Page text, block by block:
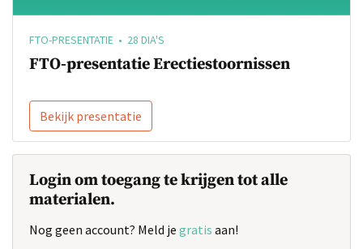
FTO-PRESENTATIE • 28 DIA'S
FTO-presentatie Erectiestoornissen
Bekijk presentatie
Login om toegang te krijgen tot alle
materialen.
Nog geen account? Meld je gratis aan!